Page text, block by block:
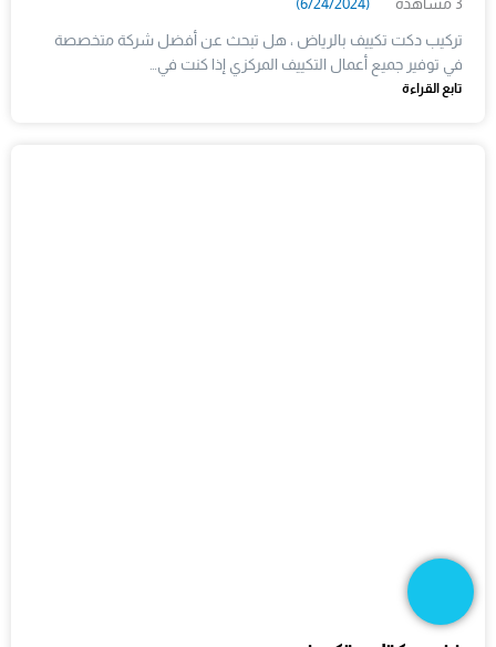
3 مشاهدة (6/24/2024)
تركيب دكت تكييف بالرياض ، هل تبحث عن أفضل شركة متخصصة
في توفير جميع أعمال التكييف المركزي إذا كنت في…
تابع القراءة